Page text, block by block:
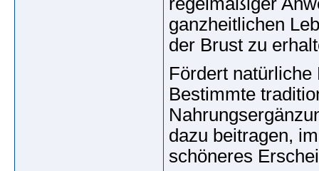
ganzheitlichen
der Brust zu
Fördert natürliche
Bestimmte
dazu beitragen,
schöneres